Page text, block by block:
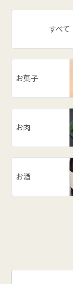
すべて
お菓子
お肉
お酒